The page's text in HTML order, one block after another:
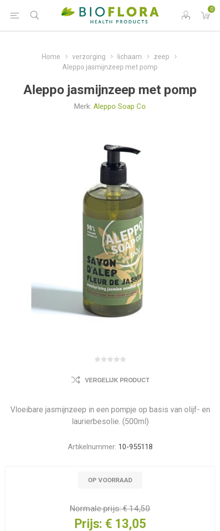
0
Home verzorging lichaam
zeep
Aleppo jasmijnzeep met pomp
Aleppo jasmijnzeep met pomp
Merk: Aleppo Soap Co
VERGELIJK PRODUCT
Vloeibare jasmijnzeep in een pompje op basis van olijf- en
laurierbesolie. (500ml)
Artikelnummer: 10-955118
OP VOORRAAD
Normale prijs:€ 14,50
Prijs: € 13,05